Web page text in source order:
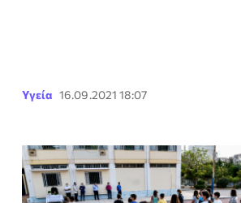
Υγεία 16.09.2021 18:07